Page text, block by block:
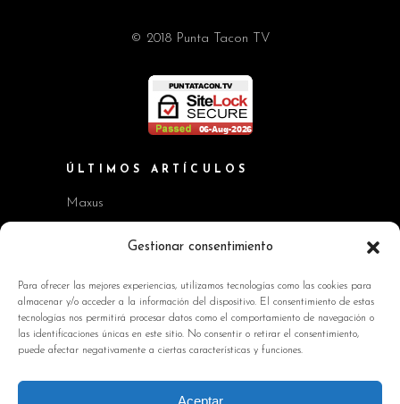
Gestionar consentimiento
Para ofrecer las mejores experiencias, utilizamos tecnologías como las cookies para
almacenar y/o acceder a la información del dispositivo. El consentimiento de estas
tecnologías nos permitirá procesar datos como el comportamiento de navegación o
las identificaciones únicas en este sitio. No consentir o retirar el consentimiento,
puede afectar negativamente a ciertas características y funciones.
Aceptar
© 2018 Punta Tacon TV
ÚLTIMOS ARTÍCULOS
Maxus
Workshop BMW Neue Klasse
Kia EV2 y Kia Seltos
Skoda Octavia RS
INFORMACIÓN DE INTERÉS